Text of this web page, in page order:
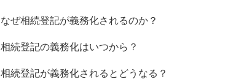
なぜ相続登記が義務化されるのか？
相続登記の義務化はいつから？
相続登記が義務化されるとどうなる？